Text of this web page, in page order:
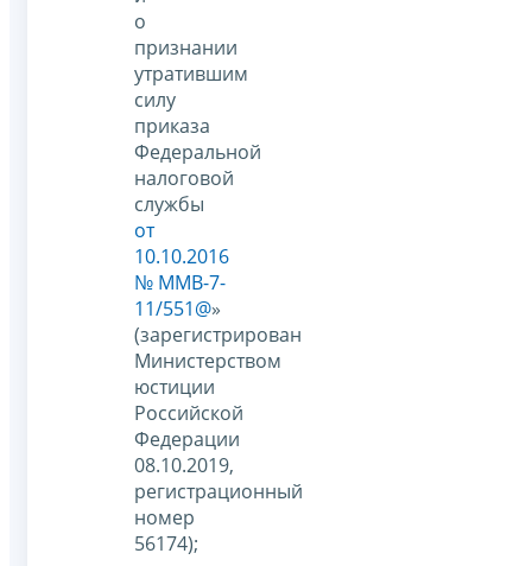
о
признании
утратившим
силу
приказа
Федеральной
налоговой
службы
от
10.10.2016
№ ММВ-7-
11/551@»
(зарегистрирован
Министерством
юстиции
Российской
Федерации
08.10.2019,
регистрационный
номер
56174);